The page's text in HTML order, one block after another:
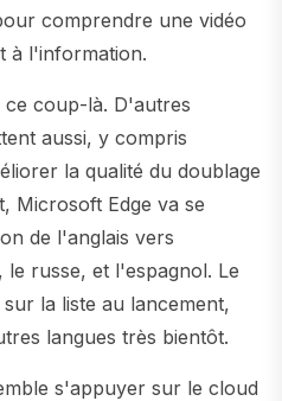
comprendre une vidéo
à l'information.
ce coup-là. D'autres
aussi, y compris
la qualité du doublage
Microsoft Edge va se
de l'anglais vers
russe, et l'espagnol. Le
la liste au lancement,
langues très bientôt.
s'appuyer sur le cloud